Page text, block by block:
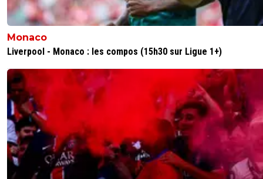
Monaco
Liverpool - Monaco : les compos (15h30 sur Ligue 1+)